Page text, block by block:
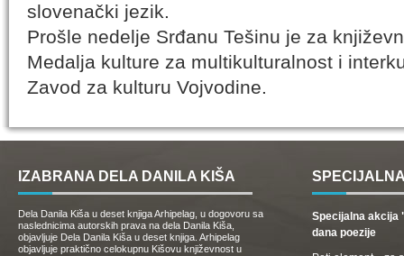
slovenački jezik.
Prošle nedelje Srđanu Tešinu je za
Medalja kulture za multikulturalnost i
Zavod za kulturu Vojvodine.
IZABRANA DELA DANILA KIŠA
Dela Danila Kiša u deset knjiga Arhipelag, u dogovoru sa
naslednicima autorskih prava na dela Danila Kiša,
objavljuje Dela Danila Kiša u deset knjiga. Arhipelag
objavljuje praktično celokupnu Kišovu književnost u
Specijalna akcija
dana poezije